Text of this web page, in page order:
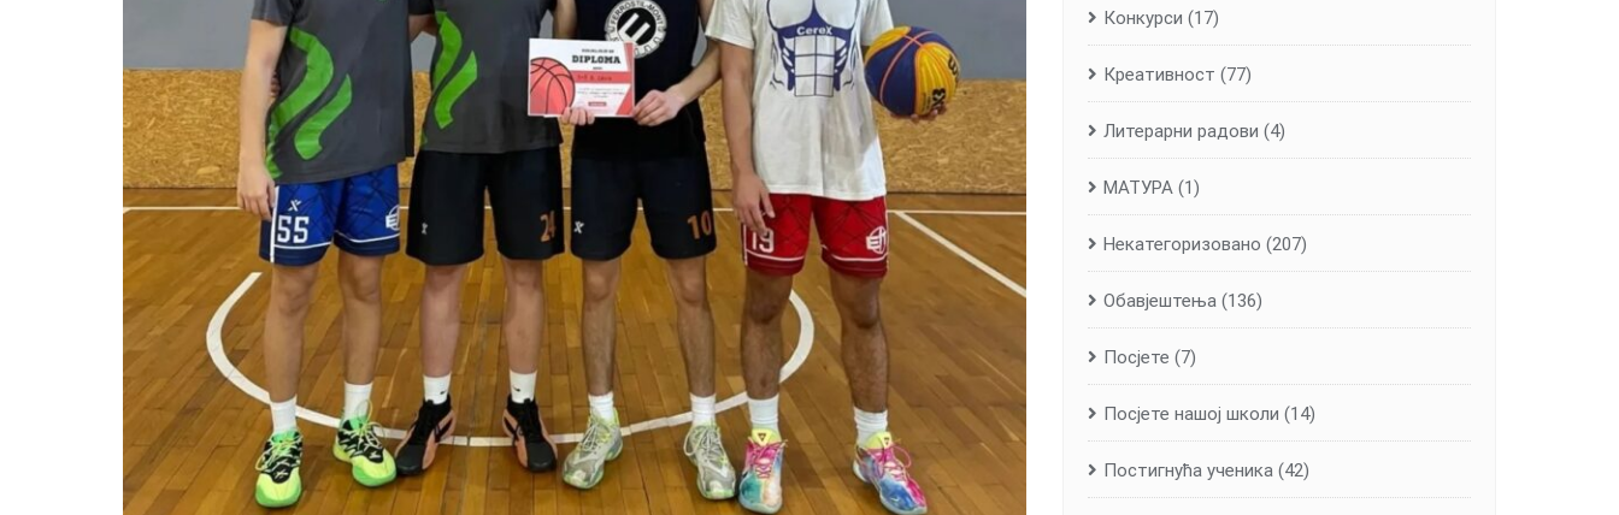
Конкурси (17)
Креативност (77)
Литерарни радови (4)
МАТУРА (1)
Некатегоризовано (207)
Обавјештења (136)
Посјете (7)
Посјете нашој школи (14)
Постигнућа ученика (42)